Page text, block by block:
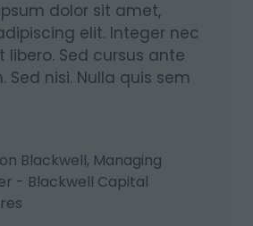
dolor sit amet,
elit. Integer nec
libero. Sed cursus ante
Sed nisi. Nulla quis sem
Blackwell, Managing
- Blackwell Capital